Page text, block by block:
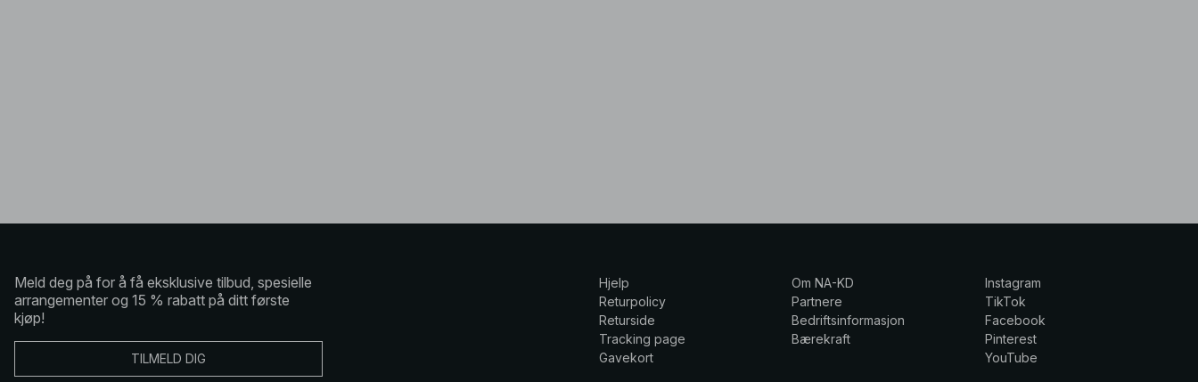
Meld deg på for å få eksklusive tilbud, spesielle
arrangementer og 15 % rabatt på ditt første
kjøp!
TILMELD DIG
Hjelp
Returpolicy
Returside
Tracking page
Gavekort
Om NA-KD
Partnere
Bedriftsinformasjon
Bærekraft
Instagram
TikTok
Facebook
Pinterest
YouTube